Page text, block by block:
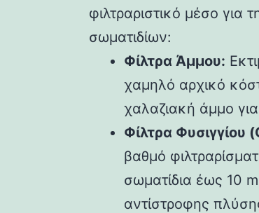
φιλτραριστικό μέσο
σωματιδίων:
Φίλτρα Άμμου:
χαμηλό αρχικό
χαλαζιακή άμμο
Φίλτρα Φυσιγγίου
βαθμό
σωματίδια έως 10
αντίστροφης